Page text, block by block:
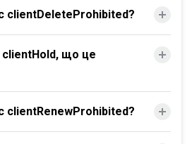
clientDeleteProhibited?
що це
clientRenewProhibited?